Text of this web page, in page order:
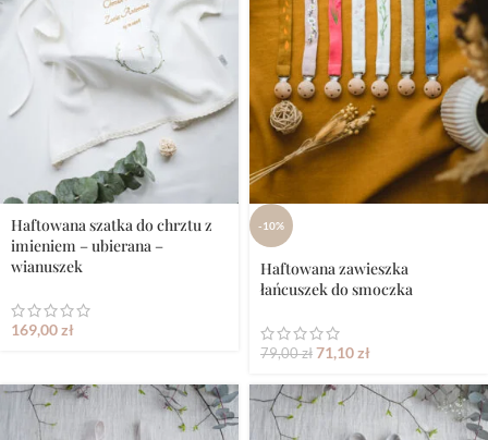
Haftowana szatka do chrztu z
imieniem – ubierana –
wianuszek
169,00zł
-10%
Haftowana zawieszka
łańcuszek do smoczka
79,00zł 71,10zł